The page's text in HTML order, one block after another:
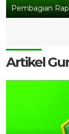
Pembagian
Artikel